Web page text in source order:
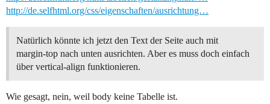
http://de.selfhtml.org/css/eigenschaften/ausrichtung…
Natürlich könnte ich jetzt den Text der Seite auch mit
margin-top nach unten ausrichten. Aber es muss doch einfach
über vertical-align funktionieren.
Wie gesagt, nein, weil body keine Tabelle ist.